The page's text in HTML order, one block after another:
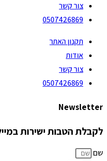
צור קשר
0507426869
תקנון האתר
אודות
צור קשר
0507426869
Newsletter
לקבלת הטבות ישירות במייל
שם